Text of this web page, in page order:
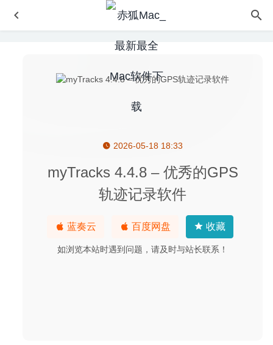
2026-05-18 18:33
myTracks 4.4.8 – 优秀的GPS
轨迹记录软件
蓝奏云 百度网盘 收藏
如浏览本站时遇到问题，请及时与站长联系！
Disk Diet 5.4.10 for Mac中文版-简洁的Mac系统清理软件
Affinity Photo Beta 1.9.0.196 中文版-专业级修图软件
Memory Clean 3 1.0.24 – 内存优化清理软件 2022-03-01
Photomator 3.4.14 中文版-功能强大的照片编辑工具